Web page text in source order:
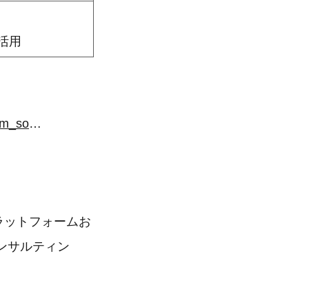
用
https://googleanalytics360-suite.e-agency.co.jp/seminar/20260513_01?utm_source=valuepress&utm_medium=press&utm_campaign=20260513
ットフォームお
サルティン